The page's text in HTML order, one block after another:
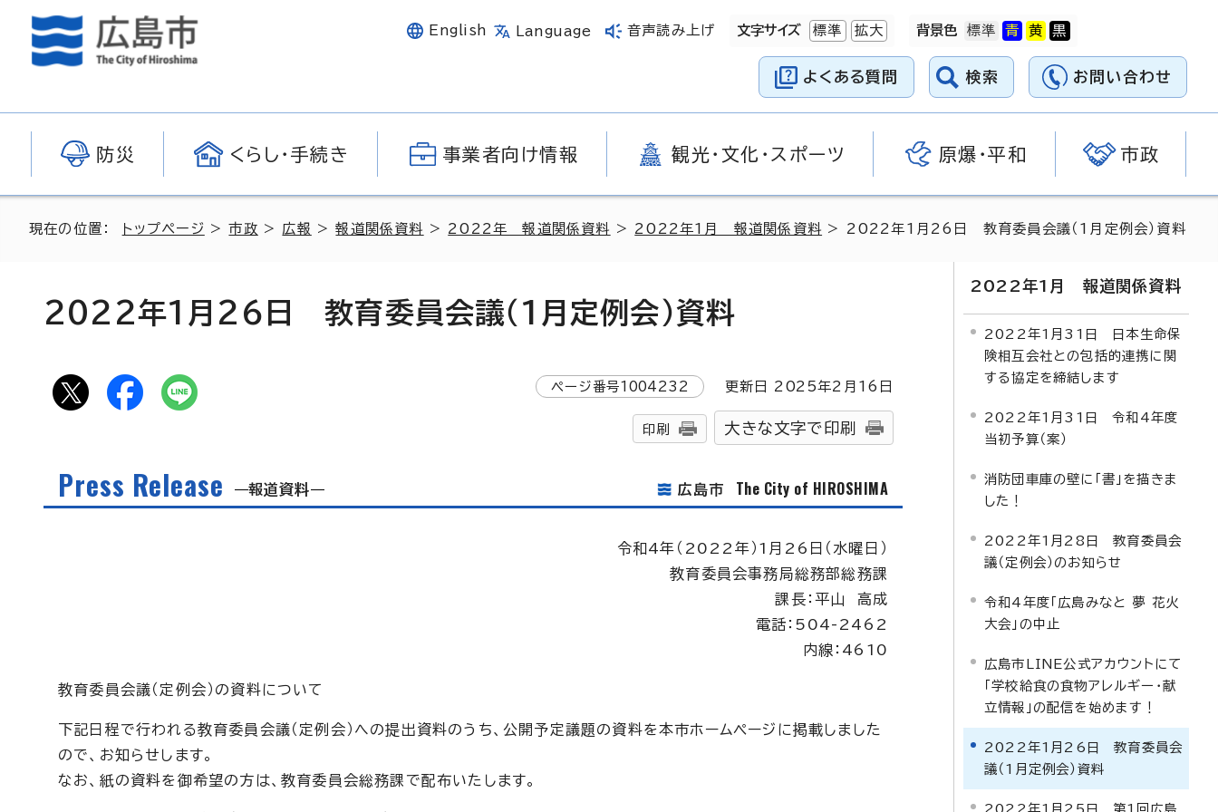
English Language 音声読み上げ 文字サイズ 標準 拡大 背景色
よくある質問 検索 お問い合わせ
防災 くらし・手続き 事業者向け情報 観光・文化・スポーツ 原爆・平和 市政
現在の位置： トップページ >市政 > 広報 >報道関係資料 > 2022年 報道関係資料 > 2022年1月 報道関係資料 > 2022年1月26日 教育委員会議（1月定例会）資料
2022年1月26日 教育委員会議（1月定例会）資料
ページ番号1004232 更新日 2025年2月 16 日
印刷 大きな文字で印刷
Press Release 報道資料 広島市 The City of HIROSHIMA
令和4年（2022年）1月26日（水曜日）
教育委員会事務局総務部総務課
課長：平山 高成
電話：504-2462
内線：4610
教育委員会議（定例会）の資料について
下記日程で行われる教育委員会議（定例会）への提出資料のうち、公開予定議題の資料を本市ホームページに掲載しました
ので、お知らせします。
なお、紙の資料を御希望の方は、教育委員会総務課で配布いたします。
2022年1月 報道関係資料
2022年1月31日 日本生命保
険相互会社との包括的連携に関
する協定を締結します
2022年1月31日 令和4年度
当初予算（案）
消防団車庫の壁に「書」を描きま
した！
2022年1月28日 教育委員会
議（定例会）のお知らせ
令和4年度「広島みなと 夢 花火
大会」の中止
広島市LINE公式アカウントにて
「学校給食の食物アレルギー・献
立情報」の配信を始めます！
2022年1月26日 教育委員会
議（1月定例会）資料
2022年1月25日 第1回広島